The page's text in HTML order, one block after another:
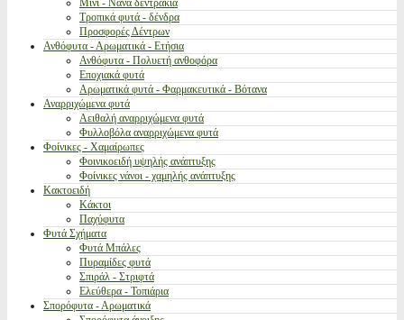
Μίνι - Νάνα δεντράκια
Τροπικά φυτά - δένδρα
Προσφορές Δέντρων
Ανθόφυτα - Αρωματικά - Ετήσια
Ανθόφυτα - Πολυετή ανθοφόρα
Εποχιακά φυτά
Αρωματικά φυτά - Φαρμακευτικά - Βότανα
Αναρριχώμενα φυτά
Αειθαλή αναρριχώμενα φυτά
Φυλλοβόλα αναρριχώμενα φυτά
Φοίνικες - Χαμαίρωπες
Φοινικοειδή υψηλής ανάπτυξης
Φοίνικες νάνοι - χαμηλής ανάπτυξης
Κακτοειδή
Κάκτοι
Παχύφυτα
Φυτά Σχήματα
Φυτά Μπάλες
Πυραμίδες φυτά
Σπιράλ - Στριφτά
Ελεύθερα - Τοπιάρια
Σπορόφυτα - Αρωματικά